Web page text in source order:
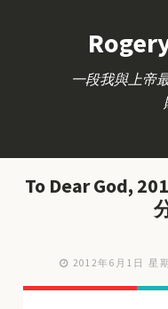
一段我與上帝
To Dear God,
2012年6月1日 星